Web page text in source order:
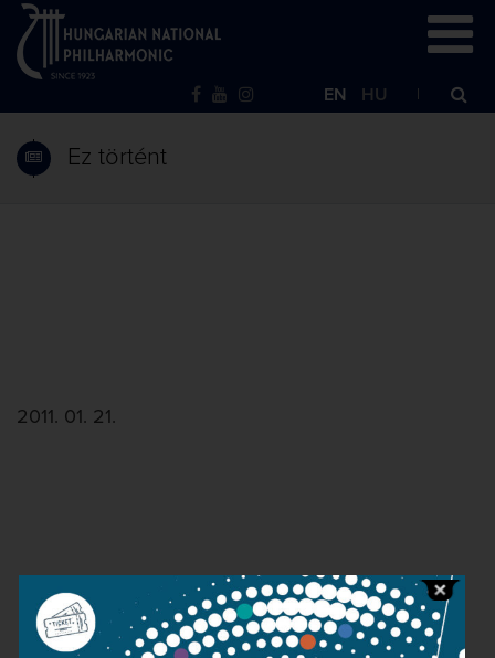
EN HU
Ez történt
2011. 01. 21.
Contact
Public information